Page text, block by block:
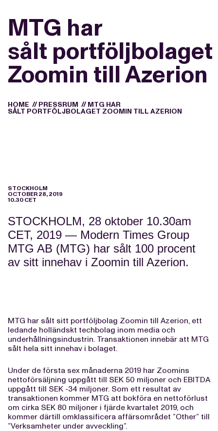
MTG har
sålt portföljbolaget
Zoomin till Azerion
HOME // PRESSRUM // MTG HAR
SÅLT PORTFÖLJBOLAGET ZOOMIN TILL AZERION
STOCKHOLM
OCTOBER 28, 2019
10.30 CET
STOCKHOLM, 28 oktober 10.30am
CET, 2019 — Modern Times Group
MTG AB (MTG) har sålt 100 procent
av sitt innehav i Zoomin till Azerion.
MTG har sålt sitt portföljbolag Zoomin till Azerion, ett
ledande holländskt techbolag inom media och
underhållningsindustrin. Transaktionen innebär att MTG
sålt hela sitt innehav i bolaget.
Under de första sex månaderna 2019 har Zoomins
nettoförsäljning uppgått till SEK 50 miljoner och EBITDA
uppgått till SEK -34 miljoner. Som ett resultat av
transaktionen kommer MTG att bokföra en nettoförlust
om cirka SEK 80 miljoner i fjärde kvartalet 2019, och
kommer därtill omklassificera affärsområdet ”Other” till
”Verksamheter under avveckling”.